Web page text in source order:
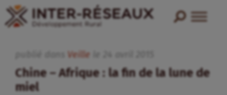
Veille
Chine – Afrique : la fin de la lune de
miel